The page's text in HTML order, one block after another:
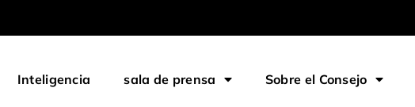
Inteligencia sala de prensa Sobre el Consejo